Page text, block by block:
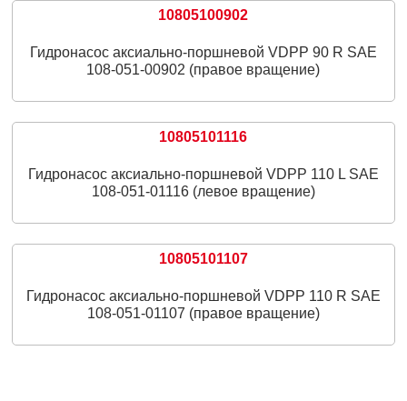
10805100902
Гидронасос аксиально-поршневой VDPP 90 R SAE
108-051-00902 (правое вращение)
10805101116
Гидронасос аксиально-поршневой VDPP 110 L SAE
108-051-01116 (левое вращение)
10805101107
Гидронасос аксиально-поршневой VDPP 110 R SAE
108-051-01107 (правое вращение)